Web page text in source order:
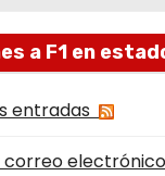
a F1 en
entradas
electrónico